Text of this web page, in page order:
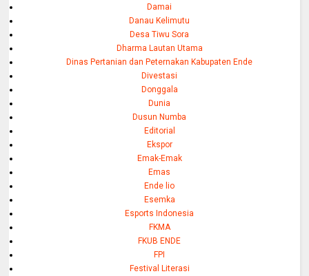
Damai
Danau Kelimutu
Desa Tiwu Sora
Dharma Lautan Utama
Dinas Pertanian dan Peternakan Kabupaten Ende
Divestasi
Donggala
Dunia
Dusun Numba
Editorial
Ekspor
Emak-Emak
Emas
Ende lio
Esemka
Esports Indonesia
FKMA
FKUB ENDE
FPI
Festival Literasi